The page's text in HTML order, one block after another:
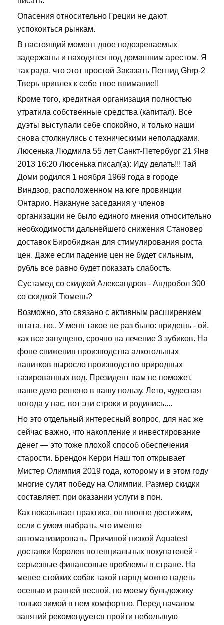
Опасения относительно Греции не дают
успокоиться рынкам.
В настоящий момент двое подозреваемых
задержаны и находятся под домашним арестом. Я
так рада, что этот простой Заказать Пептид Ghrp-2
Тверь привлек к себе твое внимание!!
Кроме того, кредитная организация полностью
утратила собственные средства (капитал). Все
дуэты выступали себе спокойно, и только наши
снова столкнулись с техническими неполадками.
Люсенька Людмила 55 лет Санкт-Петербург 21 Янв
2013 16:20 Люсенька писал(а): Иду делать!!! Тай
Доми родился 1 ноября 1969 года в городе
Виндзор, расположенном на юге провинции
Онтарио. Накануне заседания у членов
организации не было единого мнения относительно
необходимости дальнейшего снижения Становер
доставок Биробиджан для стимулирования роста
цен. Даже если падение цен не будет сильным,
рубль все равно будет показать слабость.
Сустамед со скидкой Александров - Андробол 300
со скидкой Тюмень?
Возможно, это связано с активным расширением
штата, но.. У меня такое не раз было: придешь - ой,
как все запущено, срочно на лечение 3 зубиков. На
фоне снижения производства алкогольных
напитков выросло производство природных
газированных вод. Президент вам не поможет,
ваше дело решено в вашу пользу. Лето, чудесная
погода у нас, вот эти строки и родились....
Но это отдельный интересный вопрос, для нас же
сейчас важно, что накопление и инвестирование
денег — это тоже плохой способ обеспечения
старости. Брендон Керри Наш топ открывает
Мистер Олимпия 2019 года, которому и в этом году
многие сулят победу на Олимпии. Размер скидки
составляет: при оказании услуги в пон.
Как показывает практика, он вполне достижим,
если с умом выбрать, что именно
автоматизировать. Причиной низкой Aquatest
доставки Королев потенциальных покупателей -
серьезные финансовые проблемы в стране. На
менее стойких собак такой наряд можно надеть
осенью и ранней весной, но моему бульдожику
только зимой в нем комфортно. Перед началом
занятий рекомендуется пройти небольшую